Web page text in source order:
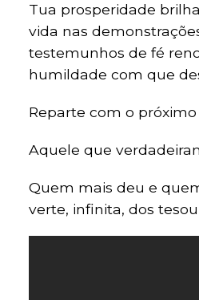
Tua prosperidade
vida nas
testemunhos de fé
humildade com que
Reparte com o
Aquele que
Quem mais deu e
verte, infinita, dos